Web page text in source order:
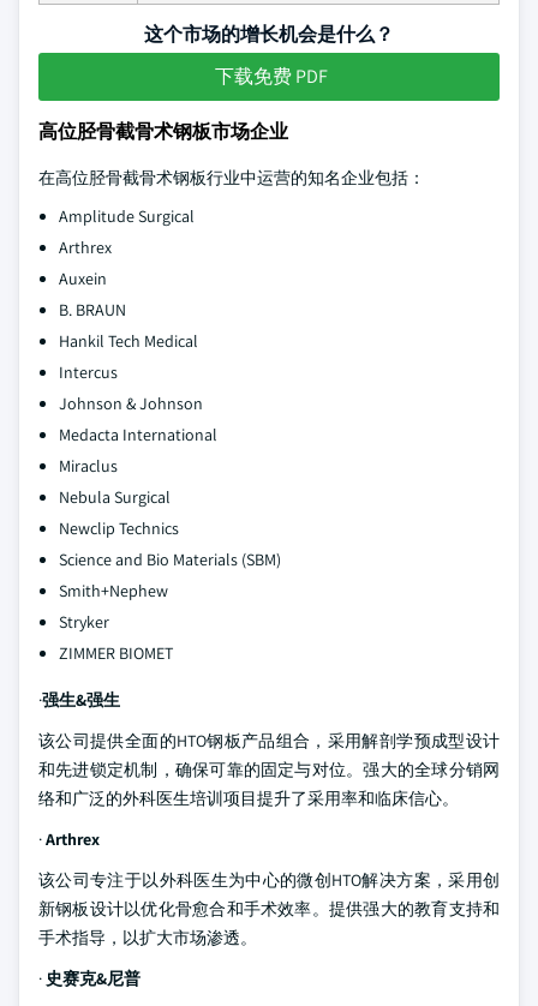
这个市场的增长机会是什么？
下载免费 PDF
高位胫骨截骨术钢板市场企业
在高位胫骨截骨术钢板行业中运营的知名企业包括：
Amplitude Surgical
Arthrex
Auxein
B. BRAUN
Hankil Tech Medical
Intercus
Johnson & Johnson
Medacta International
Miraclus
Nebula Surgical
Newclip Technics
Science and Bio Materials (SBM)
Smith+Nephew
Stryker
ZIMMER BIOMET
·强生&强生
该公司提供全面的HTO钢板产品组合，采用解剖学预成型设计
和先进锁定机制，确保可靠的固定与对位。强大的全球分销网
络和广泛的外科医生培训项目提升了采用率和临床信心。
·Arthrex
该公司专注于以外科医生为中心的微创HTO解决方案，采用创
新钢板设计以优化骨愈合和手术效率。提供强大的教育支持和
手术指导，以扩大市场渗透。
· 史赛克&尼普